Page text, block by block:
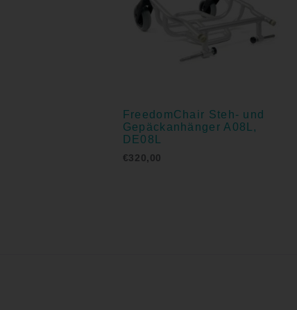
FreedomChair Steh- und
Gepäckanhänger A08L,
DE08L
€320,00